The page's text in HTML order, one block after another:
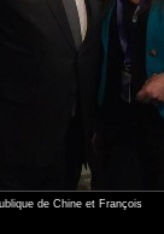
de Chine et François